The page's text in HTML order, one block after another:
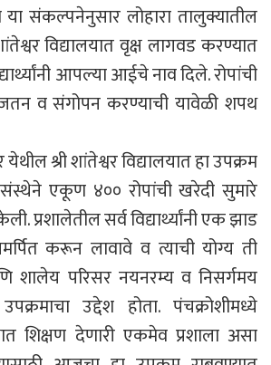
संकल्पनेनुसार लोहारा तालुक्यातील
विद्यालयात वृक्ष लागवड करण्यात
आपल्या आईचे नाव दिले. रोपांची
व संगोपन करण्याची यावेळी शपथ
श्री शांतेश्वर विद्यालयात हा उपक्रम
एकूण ४०० रोपांची खरेदी सुमारे
प्रशालेतील सर्व विद्यार्थ्यांनी एक झाड
करून लावावे व त्याची योग्य ती
शालेय परिसर नयनरम्य व निसर्गमय
उद्देश होता. पंचक्रोशीमध्ये
शिक्षण देणारी एकमेव प्रशाला असा